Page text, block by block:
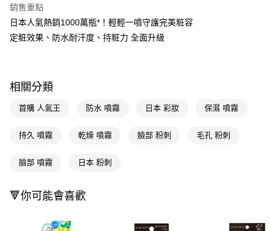
【注意事項】
易，需依本服務之必要範圍內提供個人資料，並將交易相關給付款項請求債
權轉讓予恩沛科技股份有限公司。
「AFTEE先享後付」，若未經同意申辦者引起之損失，本公司不負相關責
任。
４．使用「AFTEE先享後付」時，將依據個別帳號之用戶狀況，依本公司即
時審查核予不同之上限額度；若仍有額度不足之情形，本公司將視審查結果
５．嚴禁一人註冊多個帳號或使用他人資訊註冊。若發現惡意使用之情形，
每筆NT$65，滿NT$490(含以上)免運費
付款後7-11取貨
每筆NT$100，滿NT$790(含以上)免運費
每筆NT$80，滿NT$290(含以上)免運費
銷售重點
日本人氣熱銷1000萬瓶*！輕輕一噴守護完美粧容
定粧效果、防水耐汗度、持粧力 全面升級
相關分類
首購 人氣王 防水 噴霧 日本 彩妝 保濕 噴霧
持久 噴霧 乾燥 噴霧 臉部 粉刺 毛孔 粉刺
臉部 噴霧 日本 粉刺
🔻你可能會喜歡